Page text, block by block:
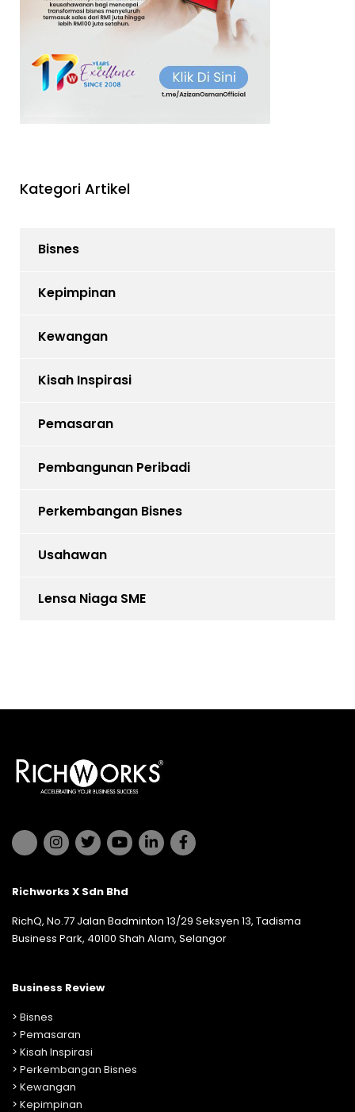
Kategori Artikel
Bisnes
Kepimpinan
Kewangan
Kisah Inspirasi
Pemasaran
Pembangunan Peribadi
Perkembangan Bisnes
Usahawan
Lensa Niaga SME
Richworks X Sdn Bhd
RichQ, No.77 Jalan Badminton 13/29 Seksyen 13, Tadisma
Business Park, 40100 Shah Alam, Selangor
Business Review
> Bisnes
> Pemasaran
> Kisah Inspirasi
> Perkembangan Bisnes
> Kewangan
> Kepimpinan